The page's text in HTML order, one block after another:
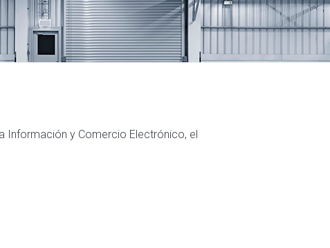
Información y Comercio Electrónico, el